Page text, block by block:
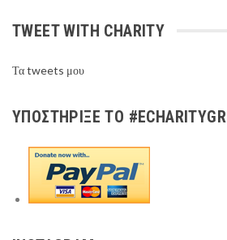
TWEET WITH CHARITY
Τα tweets μου
ΥΠΟΣΤΉΡΙΞΕ ΤΟ #ECHARITYGR